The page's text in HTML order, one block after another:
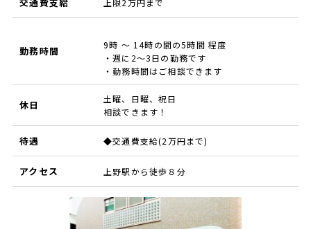
勤務時間
9時 ～ 14時の間の5時間 程度
・週に2～3日の勤務です
・勤務時間はご相談できます
休日
土曜、日曜、祝日
相談できます！
待遇 ◆交通費支給(2万円まで)
アクセス 上野駅から徒歩８分